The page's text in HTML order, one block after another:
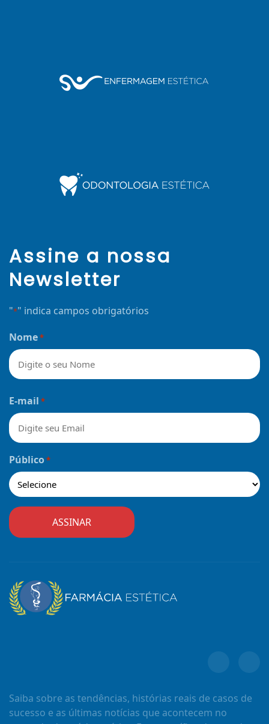
Assine a nossa
Newsletter
"*" indica campos obrigatórios
Nome*
E-mail *
Público*
Saiba sobre as tendências, histórias reais de casos de
sucesso e as últimas notícias que acontecem no